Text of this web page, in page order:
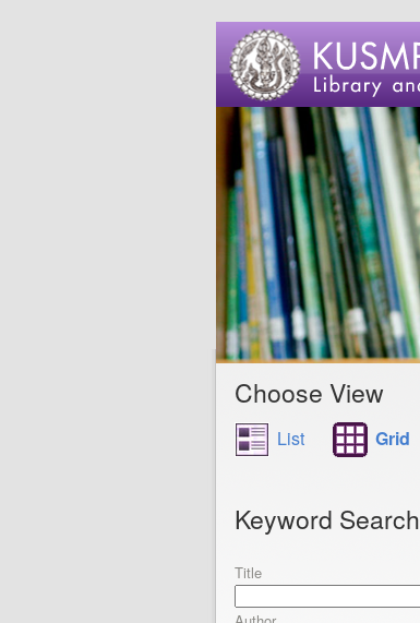
Choose View
List Grid
Keyword Search
Title